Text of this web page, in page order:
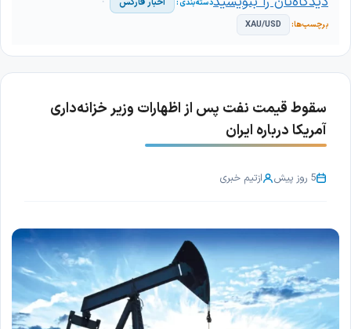
XAU/USD
سقوط قیمت نفت پس از اظهارات وزیر خزانه‌داری
آمریکا درباره ایران
5 روز پیش ازتیم خبری